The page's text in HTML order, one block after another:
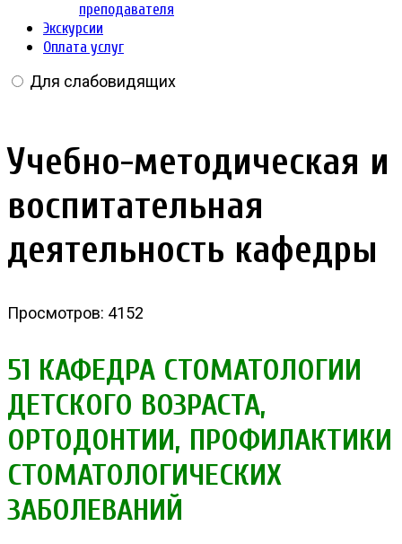
преподавателя
Экскурсии
Оплата услуг
Для слабовидящих
Учебно-методическая и
воспитательная
деятельность кафедры
Просмотров: 4152
51 КАФЕДРА СТОМАТОЛОГИИ
ДЕТСКОГО ВОЗРАСТА,
ОРТОДОНТИИ, ПРОФИЛАКТИКИ
СТОМАТОЛОГИЧЕСКИХ
ЗАБОЛЕВАНИЙ